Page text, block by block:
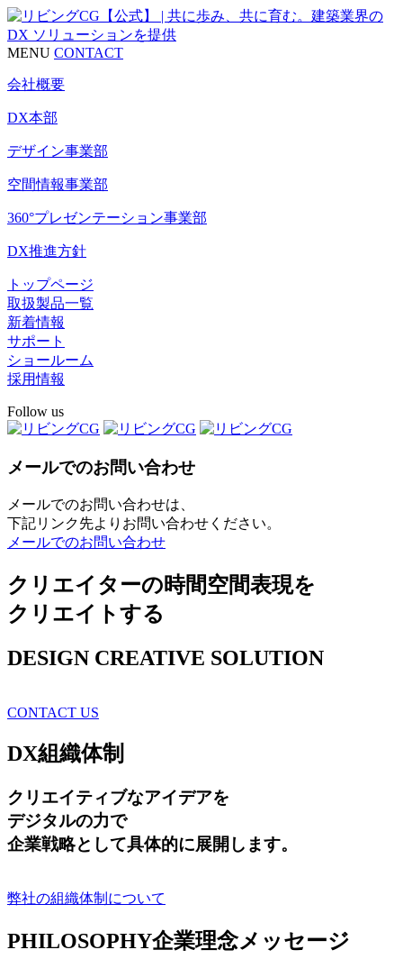
MENU CONTACT
会社概要
DX本部
デザイン事業部
空間情報事業部
360°プレゼンテーション事業部
DX推進方針
トップページ
取扱製品一覧
新着情報
サポート
ショールーム
採用情報
Follow us
メールでのお問い合わせ
メールでのお問い合わせは、
下記リンク先よりお問い合わせください。
メールでのお問い合わせ
クリエイターの時間空間表現を
クリエイトする
DESIGN CREATIVE SOLUTION
CONTACT US
DX組織体制
クリエイティブなアイデアを
デジタルの力で
企業戦略として具体的に展開します。
弊社の組織体制について
PHILOSOPHY企業理念メッセージ